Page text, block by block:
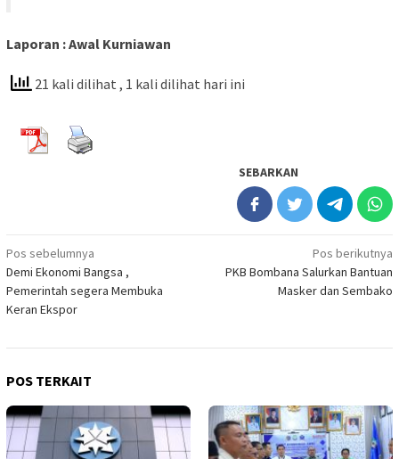
Laporan : Awal Kurniawan
21 kali dilihat , 1 kali dilihat hari ini
SEBARKAN
Navigasi
pos
Pos sebelumnya
Demi Ekonomi Bangsa ,
Pemerintah segera Membuka
Keran Ekspor
Pos berikutnya
PKB Bombana Salurkan Bantuan
Masker dan Sembako
POS TERKAIT